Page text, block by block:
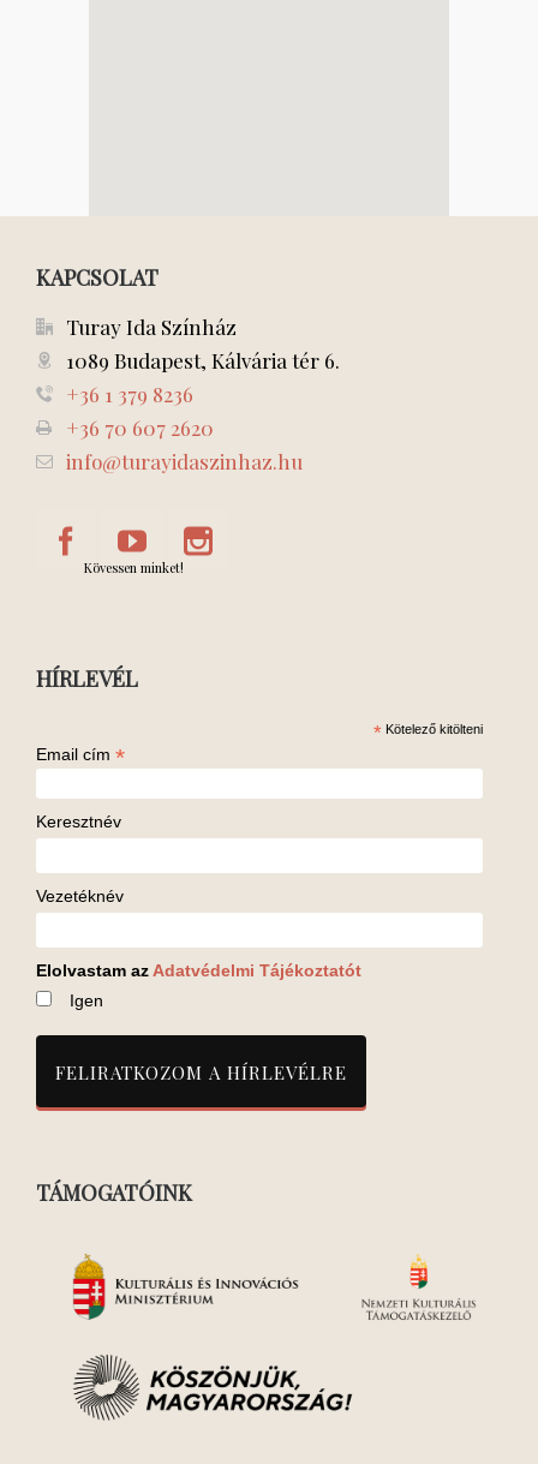
KAPCSOLAT
Turay Ida Színház
1089 Budapest, Kálvária tér 6.
+36 1 379 8236
+36 70 607 2620
info@turayidaszinhaz.hu
Kövessen minket!
HÍRLEVÉL
* Kötelező kitölteni
Email cím *
Keresztnév
Vezetéknév
Elolvastam az Adatvédelmi Tájékoztatót
Igen
TÁMOGATÓINK